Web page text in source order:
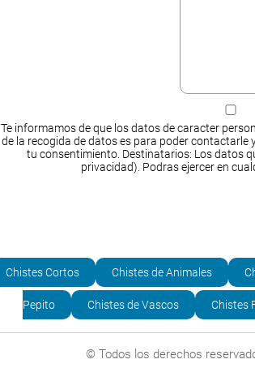
Te informamos de que los datos de caracter
de la recogida de datos es para poder
tu consentimiento. Destinatarios: Los datos
privacidad). Podras ejercer en
Chistes Cortos Chistes de Animales
Pepito Chistes de Vascos Chistes
© Todos los derechos